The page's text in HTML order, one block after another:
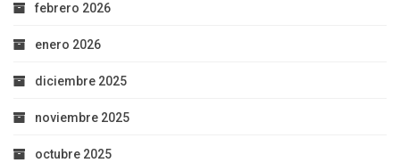
febrero 2026
enero 2026
diciembre 2025
noviembre 2025
octubre 2025